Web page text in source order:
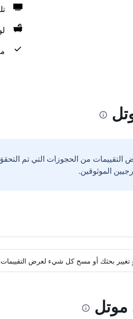
التقييمات من الحجوزات التي تم
تغيير بحثك أو مسح كل شيء لعرض
موتل